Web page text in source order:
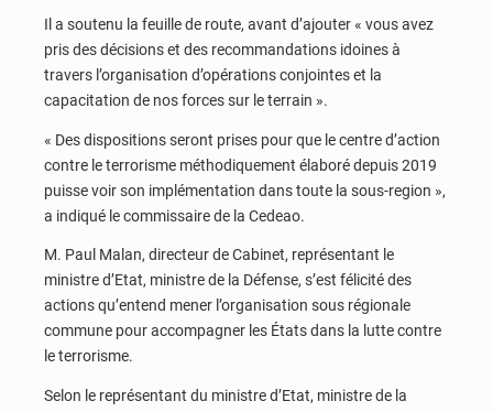
Il a soutenu la feuille de route, avant d’ajouter « vous avez
pris des décisions et des recommandations idoines à
travers l’organisation d’opérations conjointes et la
capacitation de nos forces sur le terrain ».
« Des dispositions seront prises pour que le centre d’action
contre le terrorisme méthodiquement élaboré depuis 2019
puisse voir son implémentation dans toute la sous-region »,
a indiqué le commissaire de la Cedeao.
M. Paul Malan, directeur de Cabinet, représentant le
ministre d’Etat, ministre de la Défense, s’est félicité des
actions qu’entend mener l’organisation sous régionale
commune pour accompagner les États dans la lutte contre
le terrorisme.
Selon le représentant du ministre d’Etat, ministre de la